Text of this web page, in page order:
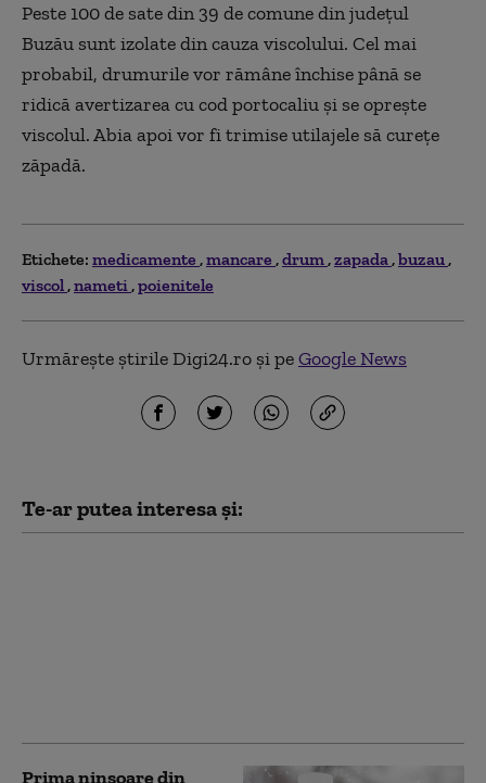
Peste 100 de sate din 39 de comune din judeţul
Buzău sunt izolate din cauza viscolului. Cel mai
probabil, drumurile vor rămâne închise până se
ridică avertizarea cu cod portocaliu şi se opreşte
viscolul. Abia apoi vor fi trimise utilajele să cureţe
zăpadă.
Etichete: medicamente mancare drum zapada buzau
viscol nameti poienitele
Urmărește știrile Digi24.ro și peGoogle News
Te-ar putea interesa și:
Prima ninsoare din